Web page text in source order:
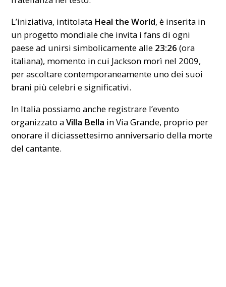
L’iniziativa, intitolata Heal the World, è inserita in
un progetto mondiale che invita i fans di ogni
paese ad unirsi simbolicamente alle 23:26 (ora
italiana), momento in cui Jackson morì nel 2009,
per ascoltare contemporaneamente uno dei suoi
brani più celebri e significativi.
In Italia possiamo anche registrare l’evento
organizzato aVilla Bella in Via Grande, proprio per
onorare il diciassettesimo anniversario della morte
del cantante.